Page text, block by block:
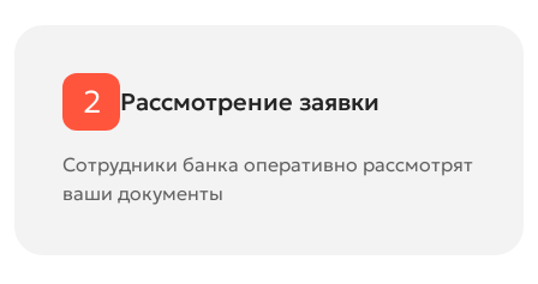
2 Рассмотрение заявки
Сотрудники банка оперативно рассмотрят
ваши документы